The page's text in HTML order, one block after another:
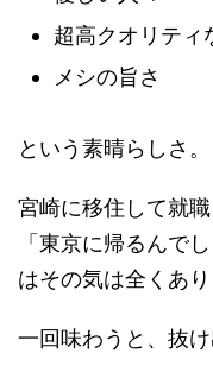
超高クオリティ
メシの旨さ
という素晴らしさ。
宮崎に移住して就
「東京に帰るんで
はその気は全くあり
一回味わうと、抜